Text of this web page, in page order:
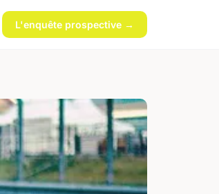
L'enquête prospective →